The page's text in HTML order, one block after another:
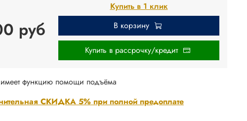
руб
Купить в 1 клик
В корзину
Купить в рассрочку/кредит
СКИДКА 5% при полной предоплате
функцию помощи подъёма